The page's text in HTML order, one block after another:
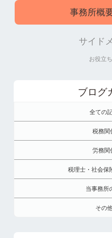
事務所概
サイド
お役立
ブログ
全ての
税務関
労務関
税理士・社会保
当事務所
その